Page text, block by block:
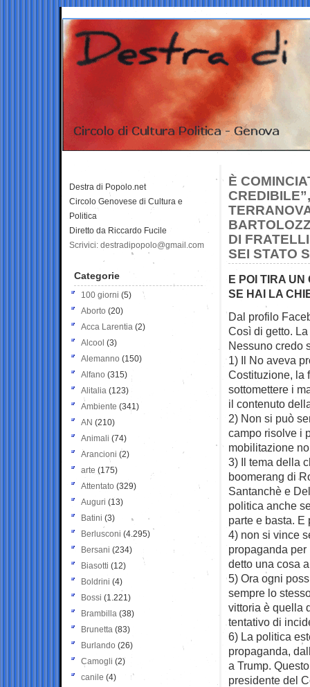
È
DI
SEI STATO
E POI TIRA
SE HAI LA
Dal profilo
Così di getto.
Nessuno credo
1) Il No aveva
Costituzione, la
sottomettere i
il contenuto
2) Non si può
campo risolve i
mobilitazione
3) Il tema della
boomerang di
Santanchè e
politica anche
parte e basta. E
4) non si vince
propaganda
detto una cosa
5) Ora ogni
sempre lo
vittoria è quella
tentativo di
6) La politica
propaganda,
a Trump.
presidente del
Destra di Popolo.net
Circolo Genovese di Cultura e
Politica
Diretto da Riccardo Fucile
Scrivici: destradipopolo@gmail.com
Categorie
100 giorni (5)
Aborto (20)
Acca Larentia (2)
Alcool (3)
Alemanno (150)
Alfano (315)
Alitalia (123)
Ambiente (341)
AN (210)
Animali (74)
Arancioni (2)
arte (175)
Attentato (329)
Auguri (13)
Batini (3)
Berlusconi (4.295)
Bersani (234)
Biasotti (12)
Boldrini (4)
Bossi (1.221)
Brambilla (38)
Brunetta (83)
Burlando (26)
Camogli (2)
canile (4)